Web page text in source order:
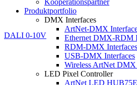
Kooperationspartner
Produktportfolio
DMX Interfaces
ArtNet-DMX
Ethernet DMX-RDM
RDM-DMX Interfaces
USB-DMX Interfaces
Wireless ArtNet DMX
LED Pixel Controller
ArtNet LED